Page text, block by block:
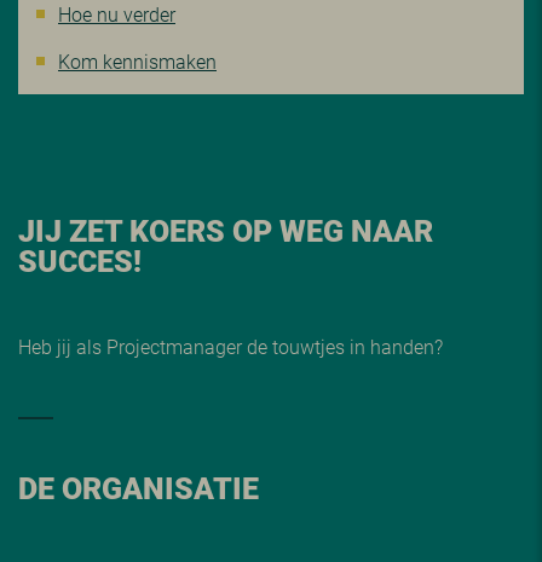
Hoe nu verder
Kom kennismaken
JIJ ZET KOERS OP WEG NAAR
SUCCES!
Heb jij als Projectmanager de touwtjes in handen?
DE ORGANISATIE